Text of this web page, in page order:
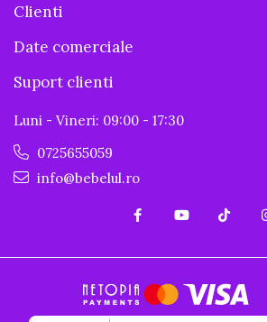
Clienti
Date comerciale
Suport clienti
Luni - Vineri: 09:00 - 17:30
0725655059
info@bebelul.ro